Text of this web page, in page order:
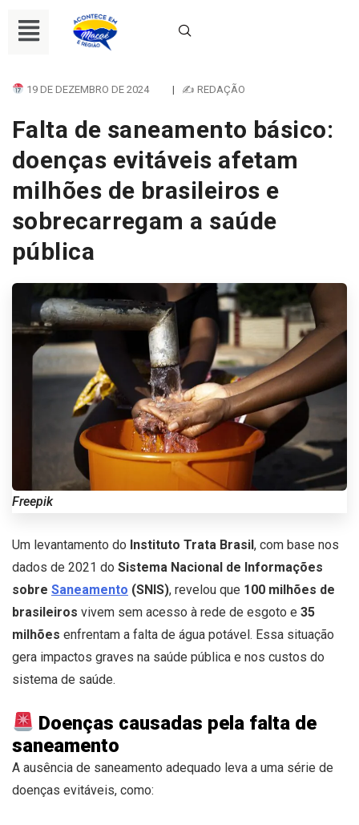
19 DE DEZEMBRO DE 2024 | ✍ REDAÇÃO
Falta de saneamento básico:
doenças evitáveis afetam
milhões de brasileiros e
sobrecarregam a saúde
pública
Freepik
Um levantamento do Instituto Trata Brasil, com base nos
dados de 2021 do Sistema Nacional de Informações
sobre Saneamento (SNIS), revelou que 100 milhões de
brasileiros vivem sem acesso à rede de esgoto e 35
milhões enfrentam a falta de água potável. Essa situação
gera impactos graves na saúde pública e nos custos do
sistema de saúde.
Doenças causadas pela falta de
saneamento
A ausência de saneamento adequado leva a uma série de
doenças evitáveis, como: